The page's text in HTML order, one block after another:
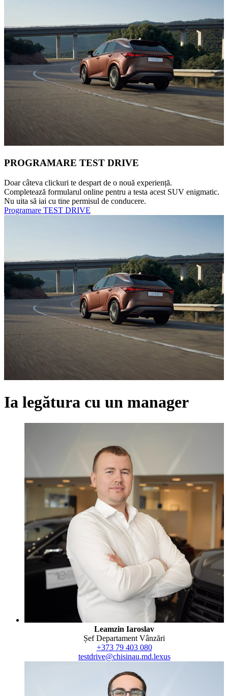
PROGRAMARE TEST DRIVE
Doar câteva clickuri te despart de o nouă experiență.
Completează formularul online pentru a testa acest SUV enigmatic.
Nu uita să iai cu tine permisul de conducere.
Programare TEST DRIVE
Ia legătura cu un manager
Leamzin Iaroslav
Șef Departament Vânzări
+373 79 403 080
testdrive@chisinau.md.lexus